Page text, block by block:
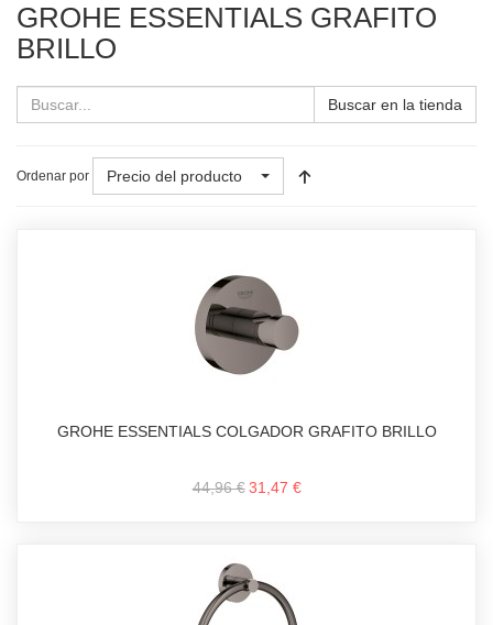
GROHE ESSENTIALS GRAFITO
BRILLO
Buscar en la tienda
Ordenar por Precio del producto
GROHE ESSENTIALS COLGADOR GRAFITO BRILLO
44,96 € 31,47 €